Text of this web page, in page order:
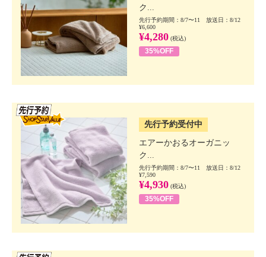
ク...
先行予約期間：8/7〜11 放送日：8/12
¥6,600
¥4,280 (税込)
35%OFF
先行予約受付中
エアーかおるオーガニッ
ク...
先行予約期間：8/7〜11 放送日：8/12
¥7,590
¥4,930 (税込)
35%OFF